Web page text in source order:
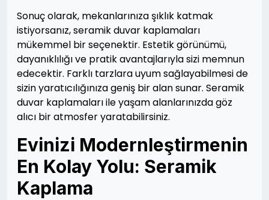
Sonuç olarak, mekanlarınıza şıklık katmak
istiyorsanız, seramik duvar kaplamaları
mükemmel bir seçenektir. Estetik görünümü,
dayanıklılığı ve pratik avantajlarıyla sizi memnun
edecektir. Farklı tarzlara uyum sağlayabilmesi de
sizin yaratıcılığınıza geniş bir alan sunar. Seramik
duvar kaplamaları ile yaşam alanlarınızda göz
alıcı bir atmosfer yaratabilirsiniz.
Evinizi Modernleştirmenin
En Kolay Yolu: Seramik
Kaplama